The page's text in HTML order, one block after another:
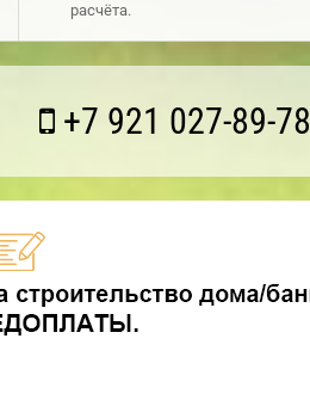
расчёта.
+7 921 027-89-78